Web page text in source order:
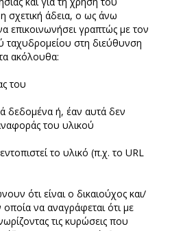
σχετική άδεια, ο ως άνω
επικοινωνήσει γραπτώς με τον
ταχυδρομείου στη διεύθυνση
ακόλουθα:
του
δεδομένα ή, έαν αυτά δεν
του υλικού
το υλικό (π.χ. το URL
ότι είναι ο δικαιούχος και/
να αναγράφεται ότι με
τις κυρώσεις που